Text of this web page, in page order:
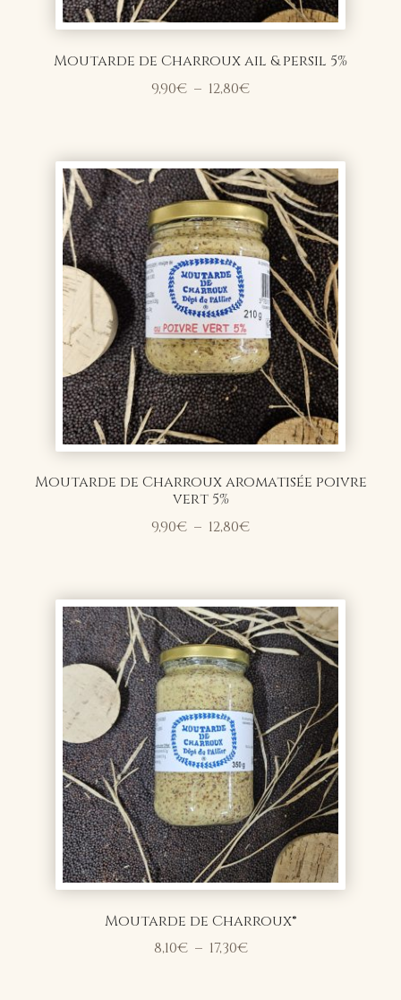
Moutarde de Charroux ail & persil 5%
9,90€ – 12,80€Plage
à
12,80€
Moutarde de Charroux aromatisée poivre
vert 5%
9,90€ – 12,80€Plage
à
12,80€
Moutarde de Charroux®
8,10€ – 17,30€Plage